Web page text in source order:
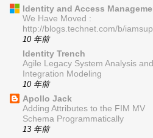
Identity and Access
We Have Moved :
http://blogs.technet.com/b/
10 年前
Identity Trench
Agile Legacy System Analysis and
Integration Modeling
10 年前
Apollo Jack
Adding Attributes to the FIM MV
Schema Programmatically
13 年前